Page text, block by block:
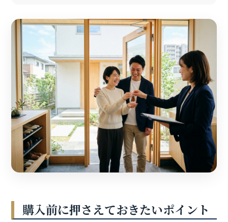
購入前に押さえておきたいポイント